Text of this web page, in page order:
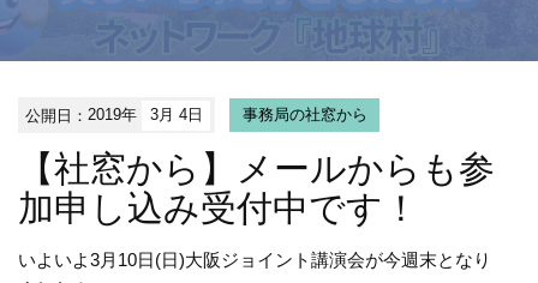
公開日：2019年 3月 4日 事務局の社窓から
【社窓から】メールからも参
加申し込み受付中です！
いよいよ3月10日(日)大阪ジョイント講演会が今週末となり